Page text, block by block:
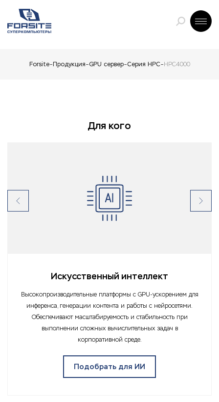
Forsite Продукция GPU сервер Серия HPC HPC4000
Для кого
Искусственный интеллект
Высокопроизводительные платформы с GPU-ускорением для
инференса, генерации контента и работы с нейросетями.
Обеспечивают масштабируемость и стабильность при
выполнении сложных вычислительных задач в
корпоративной среде.
Подобрать для ИИ